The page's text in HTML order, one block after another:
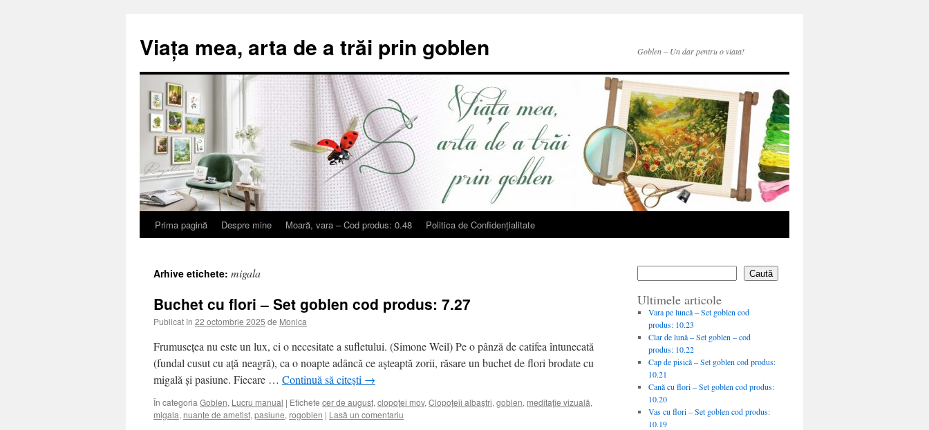
Viața mea, arta de a trăi prin goblen Goblen – Un dar pentru o viata!
Sari
conținut
Prima pagină Despre mine Moară, vara – Cod produs: 0.48 Politica de Confidențialitate
Arhive etichete: migala
Buchet cu flori – Set goblen cod produs: 7.27
Publicat în 22 octombrie 2025 de Monica
Frumusețea nu este un lux, ci o necesitate a sufletului. (Simone Weil) Pe o pânză de catifea întunecată
(fundal cusut cu ață neagră), ca o noapte adâncă ce așteaptă zorii, răsare un buchet de flori brodate cu
migală și pasiune. Fiecare … Continuă să citești →
În categoria Goblen, Lucru manual | Etichete cer de august, clopoței mov, Clopoțeii albaștri, goblen, meditație vizuală,
migala, nuanțe de ametist, pasiune, rogoblen | Lasă un comentariu
Caută
Ultimele articole
Vara pe luncă – Set goblen cod
produs: 10.23
Clar de lună – Set goblen – cod
produs: 10.22
Cap de pisică – Set goblen cod produs:
10.21
Cană cu flori – Set goblen cod produs:
10.20
Vas cu flori – Set goblen cod produs:
10.19